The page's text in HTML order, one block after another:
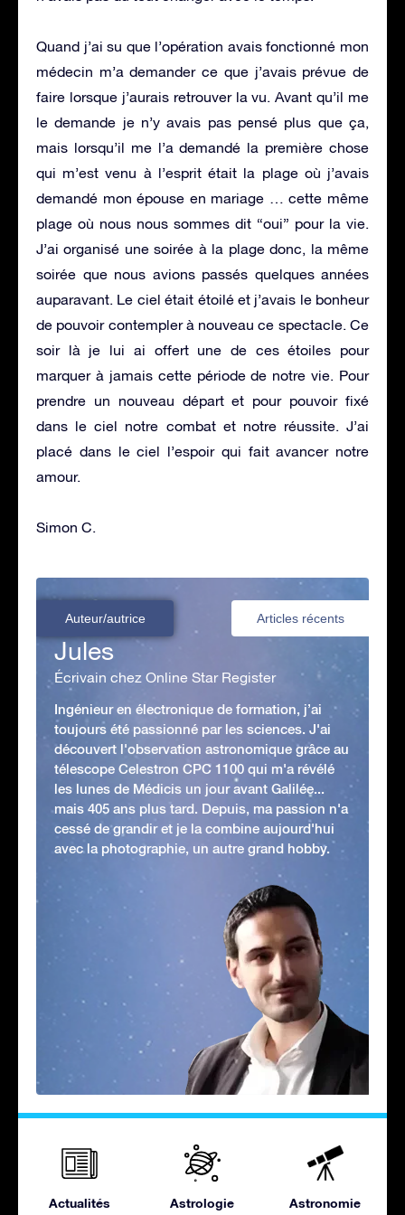
Quand j’ai su que l’opération avais fonctionné mon
médecin m’a demander ce que j’avais prévue de
faire lorsque j’aurais retrouver la vu. Avant qu’il me
le demande je n’y avais pas pensé plus que ça,
mais lorsqu’il me l’a demandé la première chose
qui m’est venu à l’esprit était la plage où j’avais
demandé mon épouse en mariage … cette même
plage où nous nous sommes dit “oui” pour la vie.
J’ai organisé une soirée à la plage donc, la même
soirée que nous avions passés quelques années
auparavant. Le ciel était étoilé et j’avais le bonheur
de pouvoir contempler à nouveau ce spectacle. Ce
soir là je lui ai offert une de ces étoiles pour
marquer à jamais cette période de notre vie. Pour
prendre un nouveau départ et pour pouvoir fixé
dans le ciel notre combat et notre réussite. J’ai
placé dans le ciel l’espoir qui fait avancer notre
amour.
Simon C.
Auteur/autrice Articles récents
Jules
Écrivain chez Online Star Register
Ingénieur en électronique de formation, j’ai
toujours été passionné par les sciences. J'ai
découvert l'observation astronomique grâce au
télescope Celestron CPC 1100 qui m'a révélé
les lunes de Médicis un jour avant Galilée...
mais 405 ans plus tard. Depuis, ma passion n'a
cessé de grandir et je la combine aujourd'hui
avec la photographie, un autre grand hobby.
Actualités Astrologie Astronomie